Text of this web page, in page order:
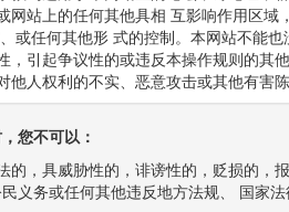
网站上的任何其他具相 互影响作用区
或任何其他形 式的控制。本网站不能
，引起争议性的或违反本操作规则的其
他人权利的不实、恶意攻击或其他有害
您不可以：
的，具威胁性的，诽谤性的，贬损的，
义务或任何其他违反地方法规、 国家